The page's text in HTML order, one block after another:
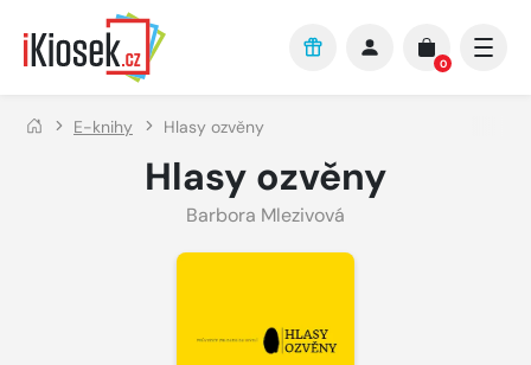
Přejít na hlavní obsah
0
E-knihy Hlasy ozvěny
Hlasy ozvěny
Barbora Mlezivová